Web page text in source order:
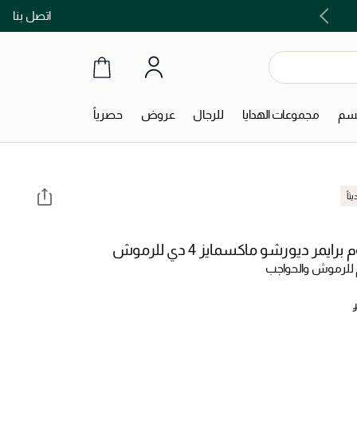
اتصل بنااشتري الآن و ادفع لاحقاً مع تابي و تمارا!
مجموعات الهدايا للرجال عروض حصرياً
ديورشو ماكسمايز 4 دي للرموش
والحواجب